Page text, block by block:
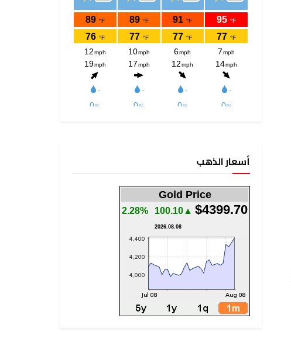
أسعار الذهب
Gold Price
$4399.70
▲100.10
2.28%
2026.08.08